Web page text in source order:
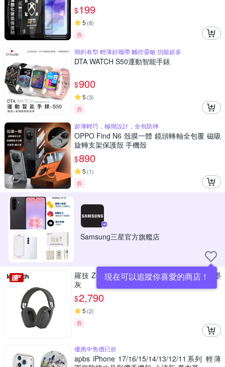
$199
5 (8)
券
簡約有型 輕薄好攜帶 觸控靈敏 功能超多
DTA WATCH S50運動智能手錶
$900
5 (3)
券
超薄輕巧，極簡設計，全包防摔
OPPO Find N6 殼膜一體 鏡頭轉軸全包覆 磁吸
旋轉支架保護殼 手機殼
$890
5 (1)
券
Samsung三星官方旗艦店
現在可以追蹤你喜愛的商店！
羅技 Zone Vibe100 無線藍芽耳機麥克風-石墨
灰
$2,790
5 (2)
券
優惠中售價已折
apbs iPhone 17/16/15/14/13/12/11系列 輕薄